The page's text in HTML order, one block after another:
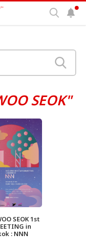
SEOK"
SEOK 1st
in
: NNN